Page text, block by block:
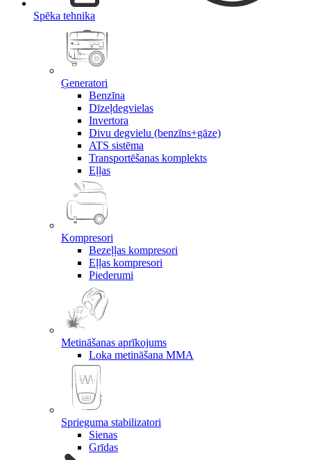
Spēka tehnika
Ģeneratori
Benzīna
Dīzeļdegvielas
Invertora
Divu degvielu (benzīns+gāze)
ATS sistēma
Transportēšanas komplekts
Eļļas
Kompresori
Bezeļļas kompresori
Eļļas kompresori
Piederumi
Metināšanas aprīkojums
Loka metināšana MMA
Sprieguma stabilizatori
Sienas
Grīdas